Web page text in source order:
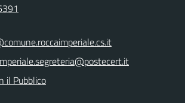
il Pubblico